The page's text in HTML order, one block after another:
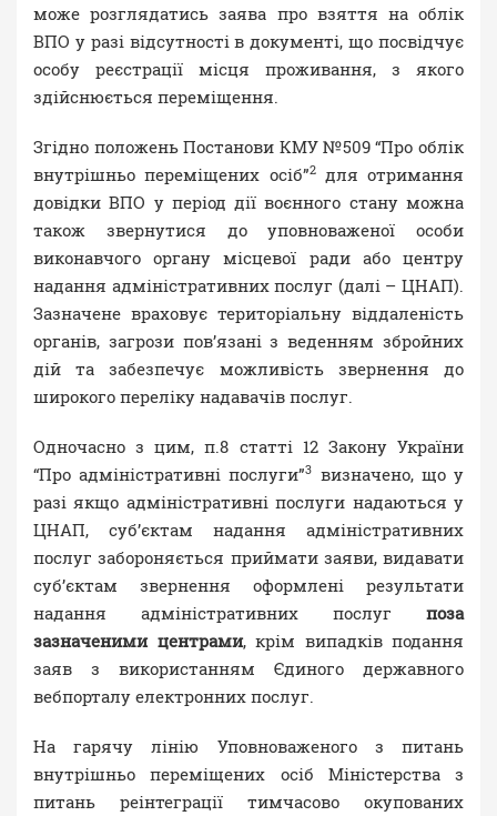
може розглядатись заява про взяття на облік
ВПО у разі відсутності в документі, що посвідчує
особу реєстрації місця проживання, з якого
здійснюється переміщення.
Згідно положень Постанови КМУ №509 “Про облік
внутрішньо переміщених осіб”2для отримання
довідки ВПО у період дії воєнного стану можна
також звернутися до уповноваженої особи
виконавчого органу місцевої ради або центру
надання адміністративних послуг (далі – ЦНАП).
Зазначене враховує територіальну віддаленість
органів, загрози пов’язані з веденням збройних
дій та забезпечує можливість звернення до
широкого переліку надавачів послуг.
Одночасно з цим, п.8 статті 12 Закону України
“Про адміністративні послуги”3 визначено, що у
разі якщо адміністративні послуги надаються у
ЦНАП, суб’єктам надання адміністративних
послуг забороняється приймати заяви, видавати
суб’єктам звернення оформлені результати
надання адміністративних послуг поза
зазначеними центрами, крім випадків подання
заяв з використанням Єдиного державного
вебпорталу електронних послуг.
На гарячу лінію Уповноваженого з питань
внутрішньо переміщених осіб Міністерства з
питань реінтеграції тимчасово окупованих